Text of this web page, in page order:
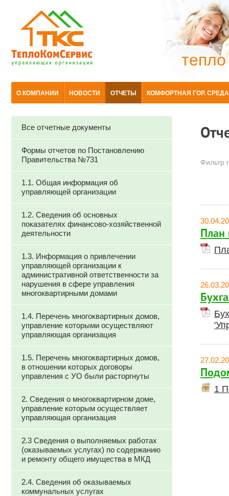
тепло
О КОМПАНИИ НОВОСТИ ОТЧЕТЫ КОМФОРТНАЯ ГОР. СРЕДА
Фильтр
План
1
Все отчетные документы
Формы отчетов по Постановлению
Правительства №731
1.1. Общая информация об
управляющей организации
1.2. Сведения об основных
показателях финансово-хозяйственной
деятельности
1.3. Информация о привлечении
управляющей организации к
административной ответственности за
нарушения в сфере управления
многоквартирными домами
1.4. Перечень многоквартирных домов,
управление которыми осуществляют
управляющая организация
1.5. Перечень многоквартирных домов,
в отношении которых договоры
управления с УО были расторгнуты
2. Сведения о многоквартирном доме,
управление которым осуществляет
управляющая организация
2.3 Сведения о выполняемых работах
(оказываемых услугах) по содержанию
и ремонту общего имущества в МКД
2.4. Сведения об оказываемых
коммунальных услугах